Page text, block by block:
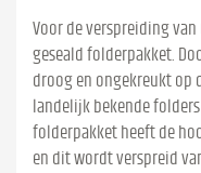
Voor de verspreiding
geseald folderpakket.
droog en ongekreukt op
landelijk bekende
folderpakket heeft de
en dit wordt verspreid